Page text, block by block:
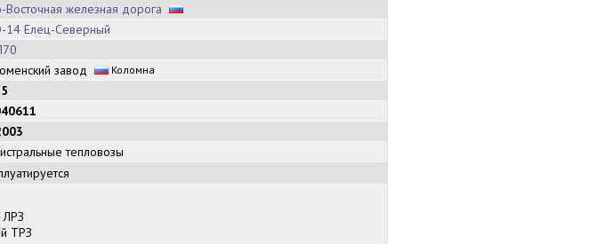
Восточная железная дорога
14 Елец-Северный
завод
Коломна
тепловозы
ЛРЗ
ТРЗ